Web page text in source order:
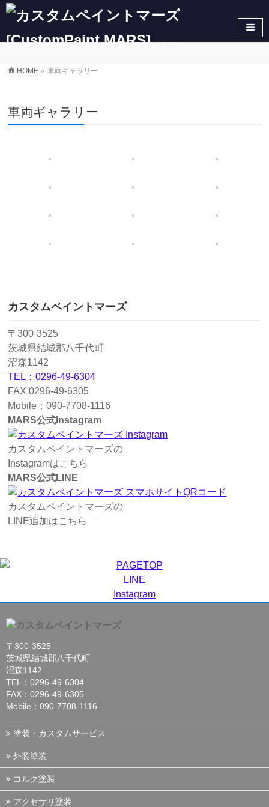
車両ギャラリー
HOME » 車両ギャラリー
車両ギャラリー
カスタムペイントマーズ
〒300-3525
茨城県結城郡八千代町
沼森1142
TEL：0296-49-6304
FAX 0296-49-6305
Mobile：090-7708-1116
MARS公式Instagram
カスタムペイントマーズの
Instagramはこちら
MARS公式LINE
カスタムペイントマーズの
LINE追加はこちら
LINE
Instagram
〒300-3525
茨城県結城郡八千代町
沼森1142
TEL：0296-49-6304
FAX：0296-49-6305
Mobile：090-7708-1116
塗装・カスタムサービス
外装塗装
コルク塗装
アクセサリ塗装